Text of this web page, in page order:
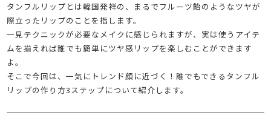
タンフルリップとは韓国発祥の、まるでフルーツ飴のようなツヤが
際立ったリップのことを指します。
一見テクニックが必要なメイクに感じられますが、実は使うアイテ
ムを揃えれば誰でも簡単にツヤ感リップを楽しむことができます
よ。
そこで今回は、一気にトレンド顔に近づく！誰でもできるタンフル
リップの作り方3ステップについて紹介します。